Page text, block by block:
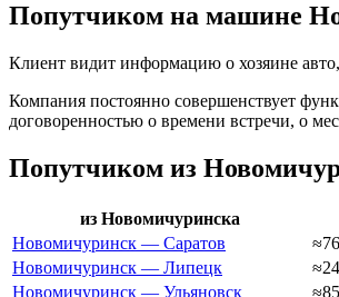
Попутчиком на машине
Клиент видит информацию о хозяине
Компания постоянно совершенствует
договоренностью о времени встречи, о
Попутчиком из
из Новомичуринска
Новомичуринск — Саратов
Новомичуринск — Липецк
Новомичуринск — Ульяновск